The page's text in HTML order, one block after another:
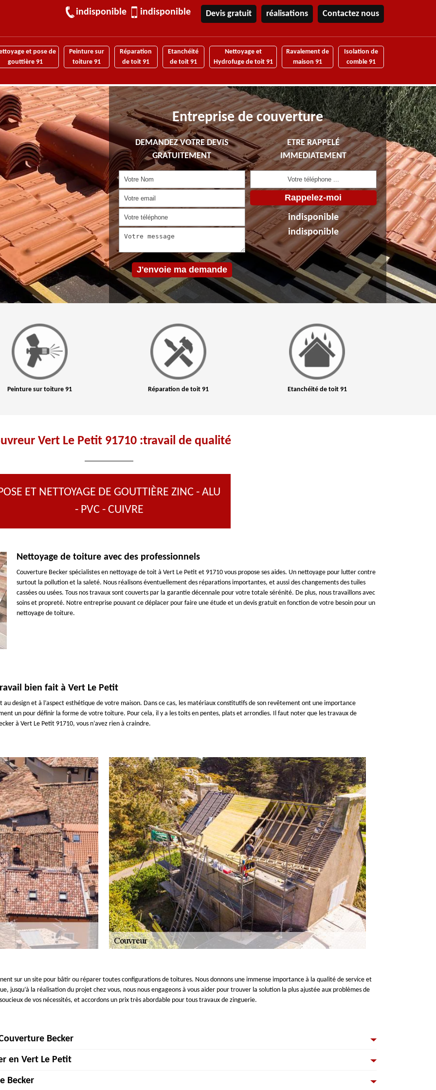
Devis gratuit réalisations Contactez nous
indisponible indisponible
et pose de
gouttière 91
Peinture sur
toiture 91
Réparation
de toit 91
Etanchéité
de toit 91
Nettoyage et
Hydrofuge de toit 91
Ravalement de
maison 91
Isolation de
comble 91
Entreprise de couverture
DEMANDEZ VOTRE DEVIS
GRATUITEMENT
ETRE RAPPELÉ
IMMEDIATEMENT
indisponible
indisponible
Peinture sur toiture 91 Réparation de toit 91 Etanchéité de toit 91
Vert Le Petit 91710 :travail de qualité
ET NETTOYAGE DE GOUTTIÈRE ZINC - ALU
- PVC - CUIVRE
Nettoyage de toiture avec des professionnels
Couverture Becker spécialistes en nettoyage de toit à Vert Le Petit et 91710 vous propose ses aides. Un nettoyage pour lutter contre
surtout la pollution et la saleté. Nous réalisons éventuellement des réparations importantes, et aussi des changements des tuiles
cassées ou usées. Tous nos travaux sont couverts par la garantie décennale pour votre totale sérénité. De plus, nous travaillons avec
soins et propreté. Notre entreprise pouvant ce déplacer pour faire une étude et un devis gratuit en fonction de votre besoin pour un
nettoyage de toiture.
bien fait à Vert Le Petit
design et à l’aspect esthétique de votre maison. Dans ce cas, les matériaux constitutifs de son revêtement ont une importance
un pour définir la forme de votre toiture. Pour cela, il y a les toits en pentes, plats et arrondies. Il faut noter que les travaux de
à Vert Le Petit 91710, vous n’avez rien à craindre.
sur un site pour bâtir ou réparer toutes configurations de toitures. Nous donnons une immense importance à la qualité de service et
jusqu’à la réalisation du projet chez vous, nous nous engageons à vous aider pour trouver la solution la plus ajustée aux problèmes de
de vos nécessités, et accordons un prix très abordable pour tous travaux de zinguerie.
Becker
appelle la liberté des prix, c'est-à-dire qu'ils fixent librement leurs tarifs. Toutefois, nous tenons un prix compétitif pour tout Vert Le
à partir du moment où le montant de vos travaux dépasse les 150 €.
en Vert Le Petit
vos travaux avec succès avec de bonnes méthodes. Nous mettons à votre service une grande expertise pour tous vos travaux de toiture
Becker